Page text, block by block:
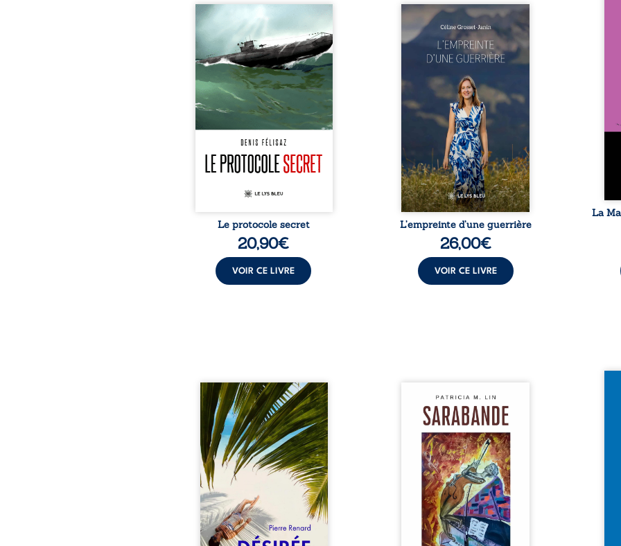
Et si la vérité n’était jamais
destinée à refaire surface ?
Sur l’île d’Yeu, un accord
confidentiel est scellé dans le
plus grand secret. Des
décennies plus tard, un
plongeur découvre l’épave
d’un sous-marin nazi. À
l’intérieur, une liste explosive :
les noms de collaborateurs
français oubliés. Très vite, les
forces de l’ombre se mettent
en mouvement pour étouffer ...
Le protocole secret
20,90€
VOIR CE LIVRE
Que reste-t-il de l’enfance
lorsque la maladie impose ses
propres règles ? L’empreinte
d’une guerrière livre, sans
détour, le récit d’un quotidien
bouleversé par la maladie
chronique, l’errance médicale
et de longues hospitalisations.
L’auteure y raconte ce que les
dossiers médicaux taisent : la
peur, l’isolement, l’épuisement
et le sentiment de ne pas ...
L’empreinte d’une guerrière
26,00€
VOIR CE LIVRE
La
La
Au réveil, Pierre, jeune retraité,
découvre qu’il est devenu une
séduisante femme métissée de
trente ans. À peine a-t-il
commencé à apprivoiser ce
nouveau corps qu’Ange surgit
dans sa vie et fait vaciller
toutes ses certitudes. Entre
eux, l’attirance est immédiate,
brûlante jusqu’à ce qu’un
secret familial fasse planer
l’impensable : et s’ils étaient
demi-frère et ...
Aux chants crépitants de l’été,
Sous le silence ouaté de la
neige en hiver, Au cours de
nuits pâles, Dans la clarté
bienveillante de la lune, Rêves,
pensées, révoltes et espoirs…
Des mots s’assemblent, colorés,
rebelles aux règles de la
poésie, mais chantant en
rythme. Ils forment une
sarabande, passionnée souvent,
Et
les